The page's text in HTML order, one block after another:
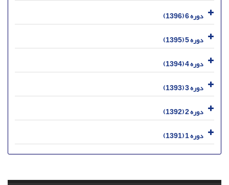
دوره 6 (1396)
دوره 5 (1395)
دوره 4 (1394)
دوره 3 (1393)
دوره 2 (1392)
دوره 1 (1391)